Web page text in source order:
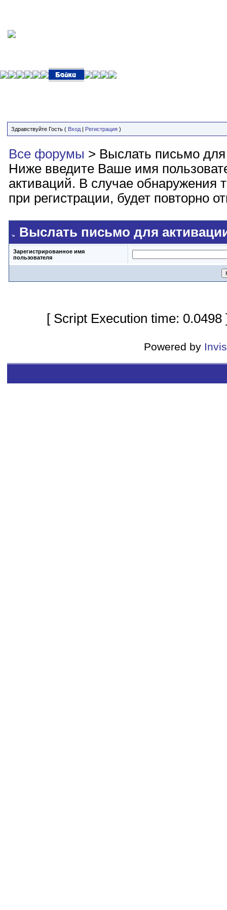
Здравствуйте Гость ( Вход | Регистрация )
Все форумы > Выслать письмо
Ниже введите Ваше имя
активаций. В случае обнаружения
при регистрации, будет повторно
Выслать письмо для
Зарегистрированное имя
пользователя
[ Script Execution time:
Powered by